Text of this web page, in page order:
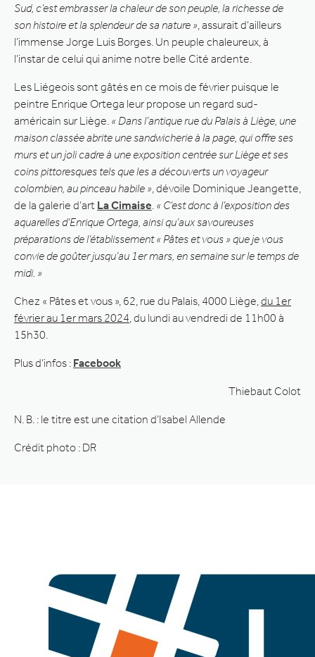
Sud, c’est embrasser la chaleur de son peuple, la richesse de
son histoire et la splendeur de sa nature » , assurait d’ailleurs
l’immense Jorge Luis Borges. Un peuple chaleureux, à
l’instar de celui qui anime notre belle Cité ardente.
Les Liégeois sont gâtés en ce mois de février puisque le
peintre Enrique Ortega leur propose un regard sud-
américain sur Liège. « Dans l’antique rue du Palais à Liège, une
maison classée abrite une sandwicherie à la page, qui offre ses
murs et un joli cadre à une exposition centrée sur Liège et ses
coins pittoresques tels que les a découverts un voyageur
colombien, au pinceau habile » , dévoile Dominique Jeangette,
de la galerie d’art La Cimaise « C’est donc à l’exposition des
aquarelles d’Enrique Ortega, ainsi qu’aux savoureuses
préparations de l’établissement « Pâtes et vous » que je vous
convie de goûter jusqu’au 1er mars, en semaine sur le temps de
midi. »
Chez « Pâtes et vous », 62, rue du Palais, 4000 Liège, du 1er
février au 1er mars 2024 , du lundi au vendredi de 11h00 à
15h30.
Plus d’infos : Facebook
Thiebaut Colot
N. B. : le titre est une citation d’Isabel Allende
Crédit photo : DR